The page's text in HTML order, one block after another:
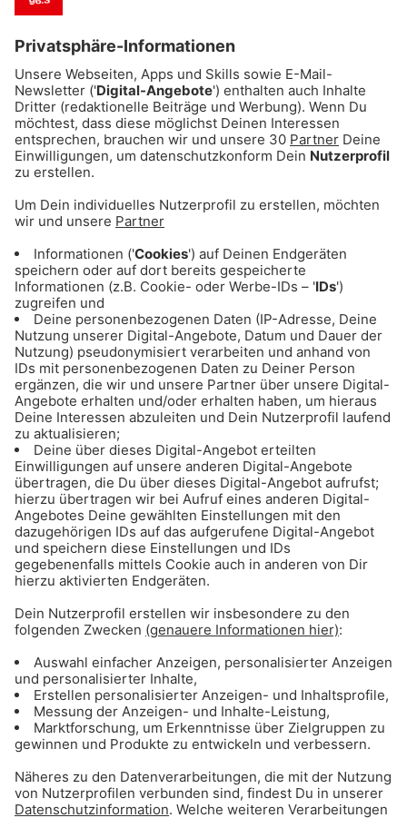
Hit Tipp
Robin Schulz feat. Alida - In your eyes
Hit Tipp
The Weeknd - Blinding Lights
Hit Tipp